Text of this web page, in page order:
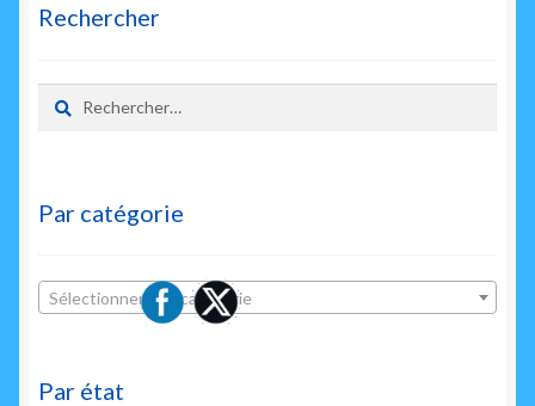
Rechercher
Rechercher :
Par catégorie
Sélectionner une catégorie
Par état